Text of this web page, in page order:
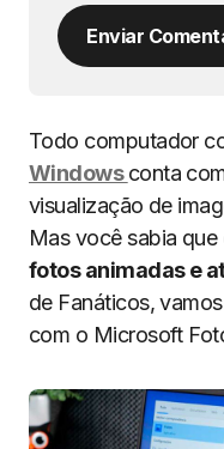
Enviar
Todo computador
Windowsconta
visualização de
Mas você sabia
fotos animadas e
de Fanáticos,
com o Microsoft